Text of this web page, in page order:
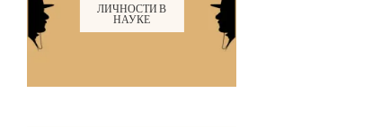
ЛИЧНОСТИ В
НАУКЕ